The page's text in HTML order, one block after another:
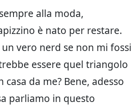
alla moda,
è nato per restare.
vero nerd se non mi fossi
essere quel triangolo
da me? Bene, adesso
parliamo in questo